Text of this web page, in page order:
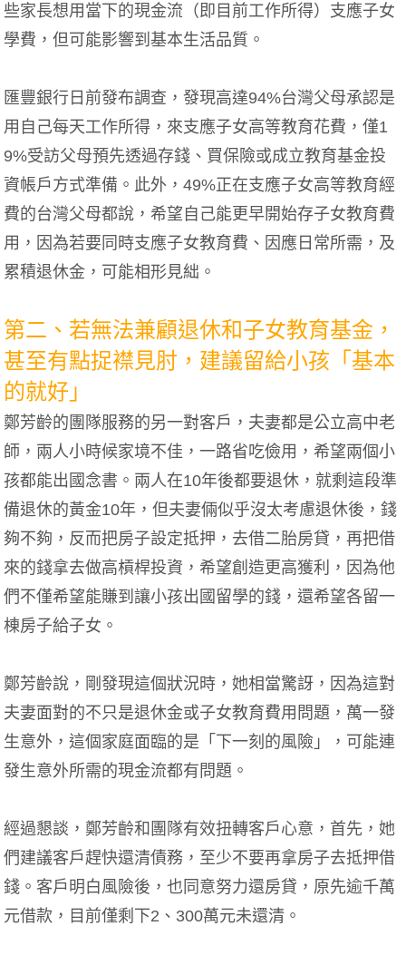
些家長想用當下的現金流（即目前工作所得）支應子女
學費，但可能影響到基本生活品質。
匯豐銀行日前發布調查，發現高達94%台灣父母承認是
用自己每天工作所得，來支應子女高等教育花費，僅1
9%受訪父母預先透過存錢、買保險或成立教育基金投
資帳戶方式準備。此外，49%正在支應子女高等教育經
費的台灣父母都說，希望自己能更早開始存子女教育費
用，因為若要同時支應子女教育費、因應日常所需，及
累積退休金，可能相形見絀。
第二、若無法兼顧退休和子女教育基金，
甚至有點捉襟見肘，建議留給小孩「基本
的就好」
鄭芳齡的團隊服務的另一對客戶，夫妻都是公立高中老
師，兩人小時候家境不佳，一路省吃儉用，希望兩個小
孩都能出國念書。兩人在10年後都要退休，就剩這段準
備退休的黃金10年，但夫妻倆似乎沒太考慮退休後，錢
夠不夠，反而把房子設定抵押，去借二胎房貸，再把借
來的錢拿去做高槓桿投資，希望創造更高獲利，因為他
們不僅希望能賺到讓小孩出國留學的錢，還希望各留一
棟房子給子女。
鄭芳齡說，剛發現這個狀況時，她相當驚訝，因為這對
夫妻面對的不只是退休金或子女教育費用問題，萬一發
生意外，這個家庭面臨的是「下一刻的風險」，可能連
發生意外所需的現金流都有問題。
經過懇談，鄭芳齡和團隊有效扭轉客戶心意，首先，她
們建議客戶趕快還清債務，至少不要再拿房子去抵押借
錢。客戶明白風險後，也同意努力還房貸，原先逾千萬
元借款，目前僅剩下2、300萬元未還清。